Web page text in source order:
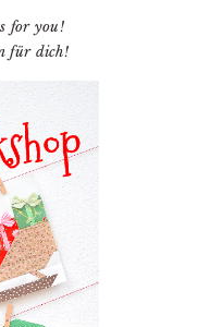
for you!
für dich!